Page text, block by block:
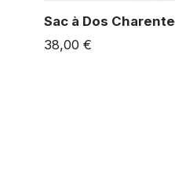
Sac à Dos Charente
38,00 €